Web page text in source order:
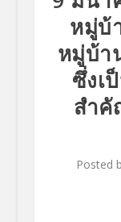
หมู่บ้
หมู่บ้า
ซึ่งเ
สำคั
Posted